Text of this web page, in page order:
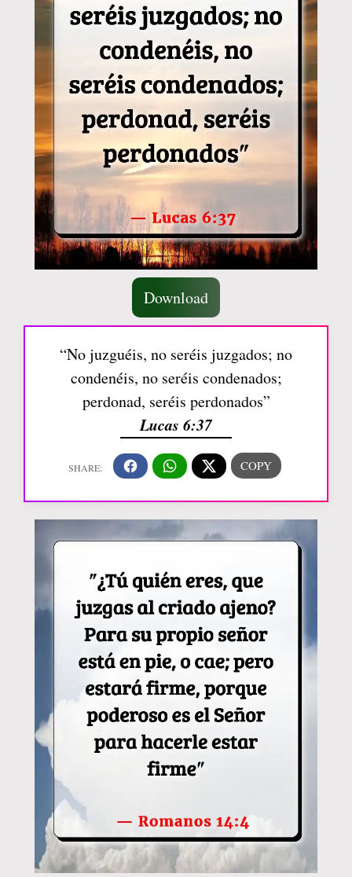
Download
“No juzguéis, no seréis juzgados; no
condenéis, no seréis condenados;
perdonad, seréis perdonados”
Lucas 6:37